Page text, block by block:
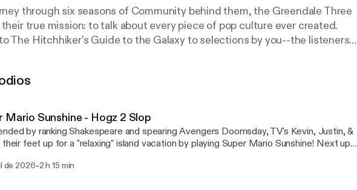
through six seasons of Community behind them, the Greendale Three
true mission: to talk about every piece of pop culture ever created.
The Hitchhiker's Guide to the Galaxy to selections by you--the listeners--
of PodCATS, HEDGEPod, and The StoneZone.
tvskevin
Mario Sunshine - Hogz 2 Slop
by ranking Shakespeare and spearing Avengers Doomsday, TV's Kevin, Justin, &
feet up for a "relaxing" island vacation by playing Super Mario Sunshine! Next up:
de 2026-2 h 15 min